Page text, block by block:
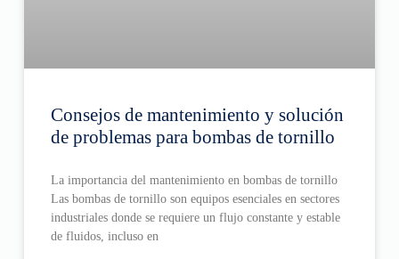
Consejos de mantenimiento y solución
de problemas para bombas de tornillo
La importancia del mantenimiento en bombas de tornillo
Las bombas de tornillo son equipos esenciales en sectores
industriales donde se requiere un flujo constante y estable
de fluidos, incluso en